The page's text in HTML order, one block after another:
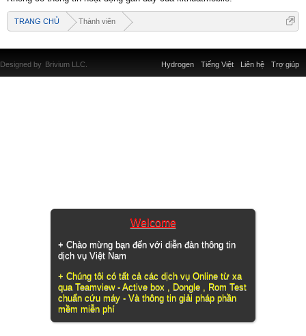
Welcome
+ Chào mừng bạn đến với diễn đàn thông tin
dịch vụ Việt Nam
+ Chúng tôi có tất cả các dịch vụ Online từ xa
qua Teamview - Active box , Dongle , Rom Test
chuẩn cứu máy - Và thông tin giải pháp phần
mềm miễn phí
TRANG CHỦ Thành viên
Liên hệ Trợ giúp
Hydrogen Tiếng Việt
Designed by Brivium LLC.